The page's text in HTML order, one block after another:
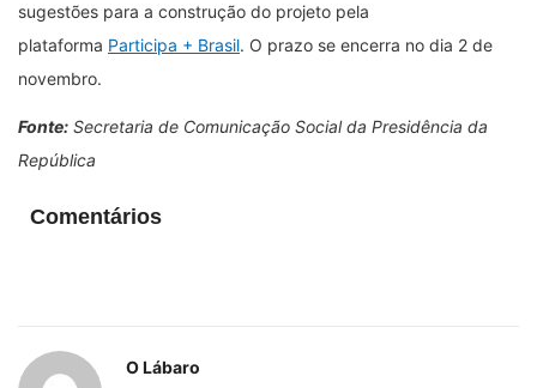
sugestões para a construção do projeto pela
plataforma Participa + Brasil. O prazo se encerra no dia 2 de
novembro.
Fonte: Secretaria de Comunicação Social da Presidência da
República
Comentários
O Lábaro